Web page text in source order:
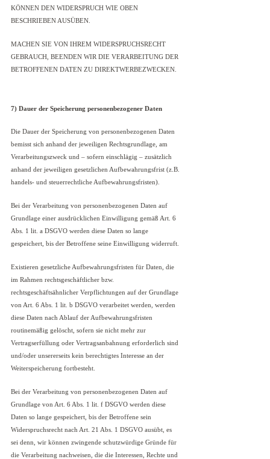
KÖNNEN DEN WIDERSPRUCH WIE OBEN
BESCHRIEBEN AUSÜBEN.
MACHEN SIE VON IHREM WIDERSPRUCHSRECHT
GEBRAUCH, BEENDEN WIR DIE VERARBEITUNG DER
BETROFFENEN DATEN ZU DIREKTWERBEZWECKEN.
7) Dauer der Speicherung personenbezogener Daten
Die Dauer der Speicherung von personenbezogenen Daten
bemisst sich anhand der jeweiligen Rechtsgrundlage, am
Verarbeitungszweck und – sofern einschlägig – zusätzlich
anhand der jeweiligen gesetzlichen Aufbewahrungsfrist (z.B.
handels- und steuerrechtliche Aufbewahrungsfristen).
Bei der Verarbeitung von personenbezogenen Daten auf
Grundlage einer ausdrücklichen Einwilligung gemäß Art. 6
Abs. 1 lit. a DSGVO werden diese Daten so lange
gespeichert, bis der Betroffene seine Einwilligung widerruft.
Existieren gesetzliche Aufbewahrungsfristen für Daten, die
im Rahmen rechtsgeschäftlicher bzw.
rechtsgeschäftsähnlicher Verpflichtungen auf der Grundlage
von Art. 6 Abs. 1 lit. b DSGVO verarbeitet werden, werden
diese Daten nach Ablauf der Aufbewahrungsfristen
routinemäßig gelöscht, sofern sie nicht mehr zur
Vertragserfüllung oder Vertragsanbahnung erforderlich sind
und/oder unsererseits kein berechtigtes Interesse an der
Weiterspeicherung fortbesteht.
Bei der Verarbeitung von personenbezogenen Daten auf
Grundlage von Art. 6 Abs. 1 lit. f DSGVO werden diese
Daten so lange gespeichert, bis der Betroffene sein
Widerspruchsrecht nach Art. 21 Abs. 1 DSGVO ausübt, es
sei denn, wir können zwingende schutzwürdige Gründe für
die Verarbeitung nachweisen, die die Interessen, Rechte und